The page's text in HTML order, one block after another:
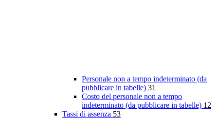
Personale non a tempo indeterminato (da
pubblicare in tabelle) 31
Costo del personale non a tempo
indeterminato (da pubblicare in tabelle) 12
Tassi di assenza 53